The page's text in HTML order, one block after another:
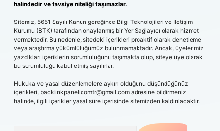
halindedir ve tavsiye niteliği taşımazlar.
Sitemiz, 5651 Sayılı Kanun gereğince Bilgi Teknolojileri ve İletişim
Kurumu (BTK) tarafından onaylanmış bir Yer Sağlayıcı olarak hizmet
vermektedir. Bu nedenle, sitedeki içerikleri proaktif olarak denetleme
veya araştırma yükümlülüğümüz bulunmamaktadır. Ancak, üyelerimiz
yazdıkları içeriklerin sorumluluğunu taşımakta olup, siteye üye olarak
bu sorumluluğu kabul etmiş sayılırlar.
Hukuka ve yasal düzenlemelere aykırı olduğunu düşündüğünüz
içerikleri, backlinkpanelicomtr@gmail.com adresine bildirmeniz
halinde, ilgili içerikler yasal süre içerisinde sitemizden kaldırılacaktır.